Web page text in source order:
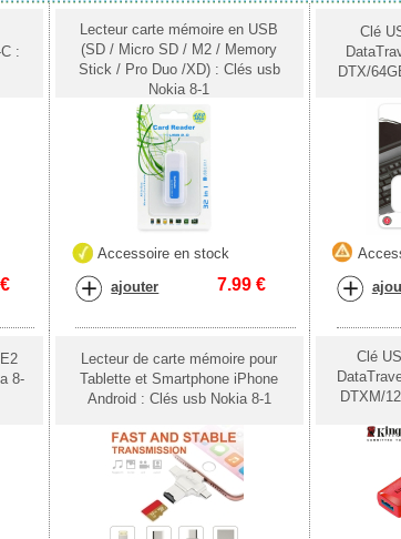
:
€
Lecteur carte mémoire en USB
(SD / Micro SD / M2 / Memory
Stick / Pro Duo /XD) : Clés usb
Nokia 8-1
Accessoire en stock
ajouter 7.99 €
Clé
DTX/
8-
Lecteur de carte mémoire pour
Tablette et Smartphone iPhone
Android : Clés usb Nokia 8-1
Clé
DTXM/